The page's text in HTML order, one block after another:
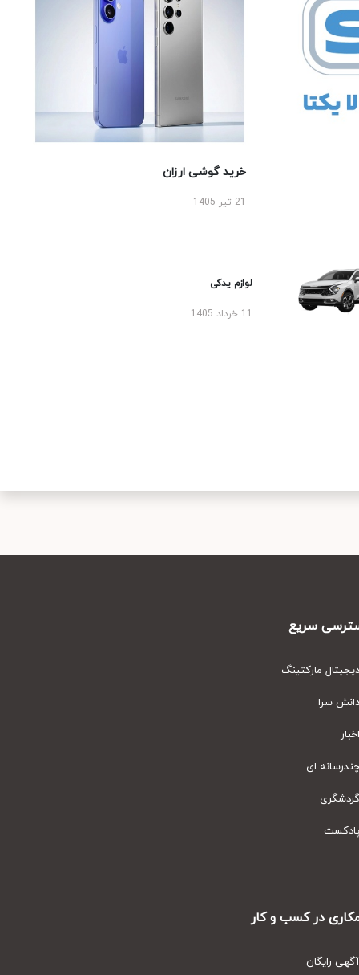
خرید گوشی ارزان
لوازم یدکی
سریع
مارکتینگ
سرا
ای
در کسب و کار
رایگان